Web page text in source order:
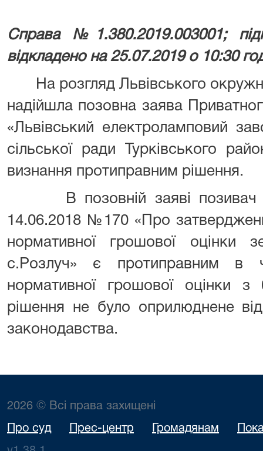
Справа №1.380.2019.003001;
відкладено на 25.07.2019 о 10:30
На розгляд Львівського
надійшла позовна заява
«Львівський електроламповий
сільської ради Турківського
визнання протиправним рішення.
В позовній заяві позивач
14.06.2018 №170 «Про
нормативної грошової оцінки
с.Розлуч» є протиправним в
нормативної грошової оцінки з
рішення не було оприлюднене
законодавства.
2026 © Всі права захищені
Про суд Прес-центр Громадянам